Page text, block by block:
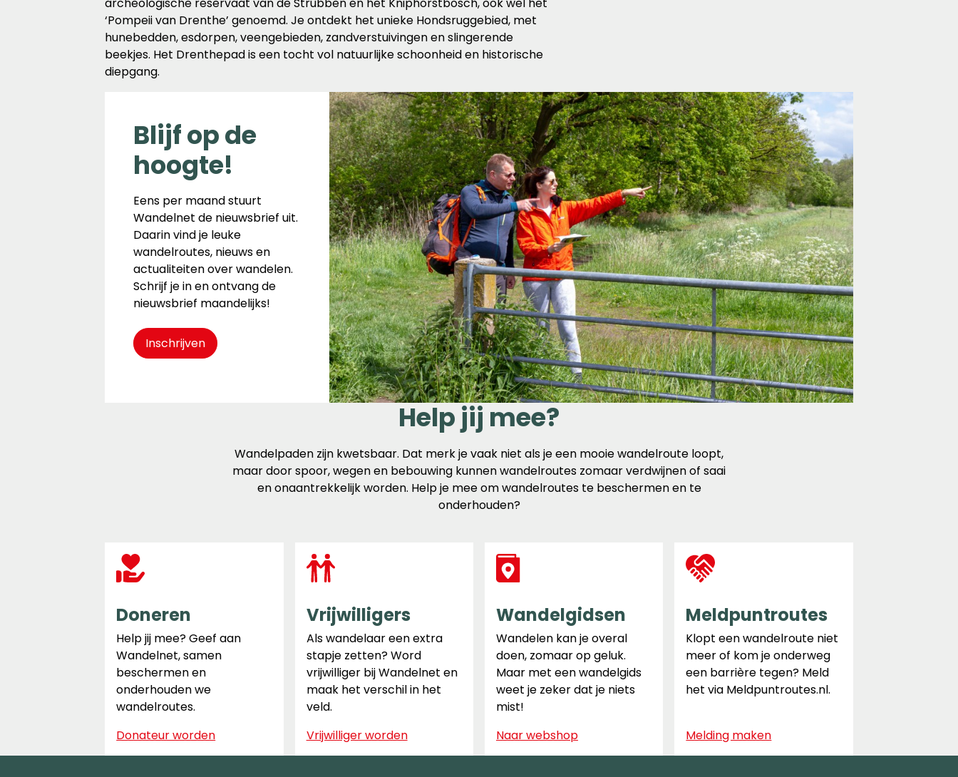
‘Pompeii van Drenthe’ genoemd. Je ontdekt het unieke Hondsruggebied, met
hunebedden, esdorpen, veengebieden, zandverstuivingen en slingerende
beekjes. Het Drenthepad is een tocht vol natuurlijke schoonheid en historische
diepgang.
Blijf op de
hoogte!
Eens per maand stuurt
Wandelnet de nieuwsbrief uit.
Daarin vind je leuke
wandelroutes, nieuws en
actualiteiten over wandelen.
Schrijf je in en ontvang de
nieuwsbrief maandelijks!
Inschrijven
Help jij mee?
Wandelpaden zijn kwetsbaar. Dat merk je vaak niet als je een mooie wandelroute loopt,
maar door spoor, wegen en bebouwing kunnen wandelroutes zomaar verdwijnen of saai
en onaantrekkelijk worden. Help je mee om wandelroutes te beschermen en te
onderhouden?
Doneren
Help jij mee? Geef aan
Wandelnet, samen
beschermen en
onderhouden we
wandelroutes.
Donateur worden
Vrijwilligers
Als wandelaar een extra
stapje zetten? Word
vrijwilliger bij Wandelnet en
maak het verschil in het
veld.
Vrijwilliger worden
Wandelgidsen
Wandelen kan je overal
doen, zomaar op geluk.
Maar met een wandelgids
weet je zeker dat je niets
mist!
Naar webshop
Meldpuntroutes
Klopt een wandelroute niet
meer of kom je onderweg
een barrière tegen? Meld
het via Meldpuntroutes.nl.
Melding maken